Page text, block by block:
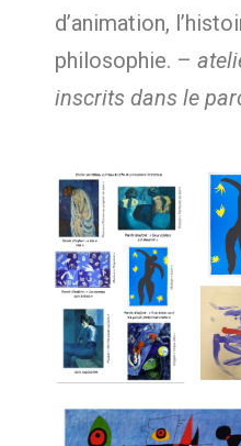
d’animation,
philosophie. –
inscrits dans le